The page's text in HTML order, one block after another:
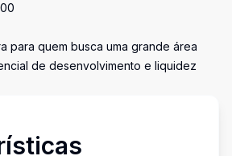
para quem busca uma grande área
de desenvolvimento e liquidez